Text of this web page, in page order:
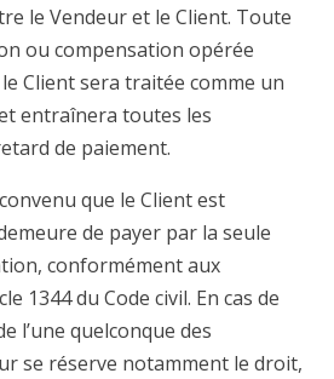
le Vendeur et le Client. Toute
ou compensation opérée
Client sera traitée comme un
entraînera toutes les
de paiement.
que le Client est
de payer par la seule
conformément aux
1344 du Code civil. En cas de
l’une quelconque des
se réserve notamment le droit,